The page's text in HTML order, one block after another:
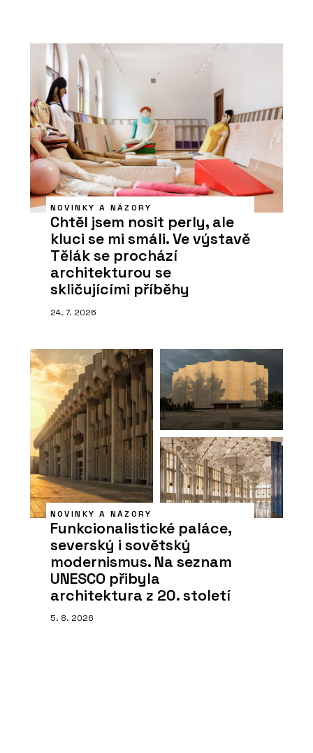
NOVINKY A NÁZORY
Chtěl jsem nosit perly, ale
kluci se mi smáli. Ve výstavě
Tělák se prochází
architekturou se
skličujícími příběhy
24. 7. 2026
NOVINKY A NÁZORY
Funkcionalistické paláce,
severský i sovětský
modernismus. Na seznam
UNESCO přibyla
architektura z 20. století
5. 8. 2026